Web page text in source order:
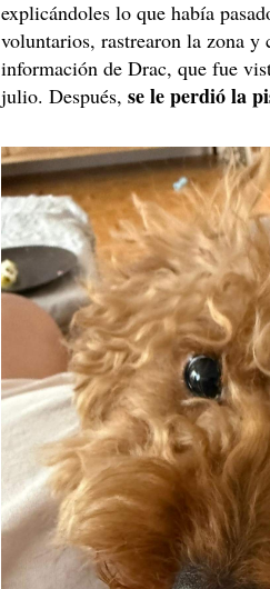
explicándoles lo que había
voluntarios, rastrearon la zona
información de Drac, que fue
julio. Después,se le perdió la